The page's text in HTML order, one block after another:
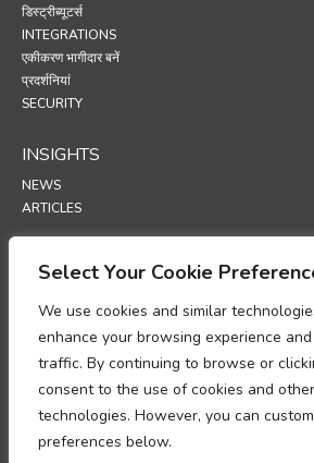
Select Your Cookie
We use cookies and similar
enhance your browsing experience
traffic. By continuing to browse or
consent to the use of cookies and
technologies. However, you can
preferences below.
डिस्ट्रीब्यूटर्स
INTEGRATIONS
एकीकरण भागीदार बनें
प्रदर्शनियां
SECURITY
INSIGHTS
NEWS
ARTICLES
SUPPORT
POLICIES
गोपनीयता नीति
कुकीज़ नीति
व्यक्तिगत डेटा प्रोसेसिंग अनुपालन पर ज्ञापन
डेटा प्रोसेसिंग परिशिष्ट